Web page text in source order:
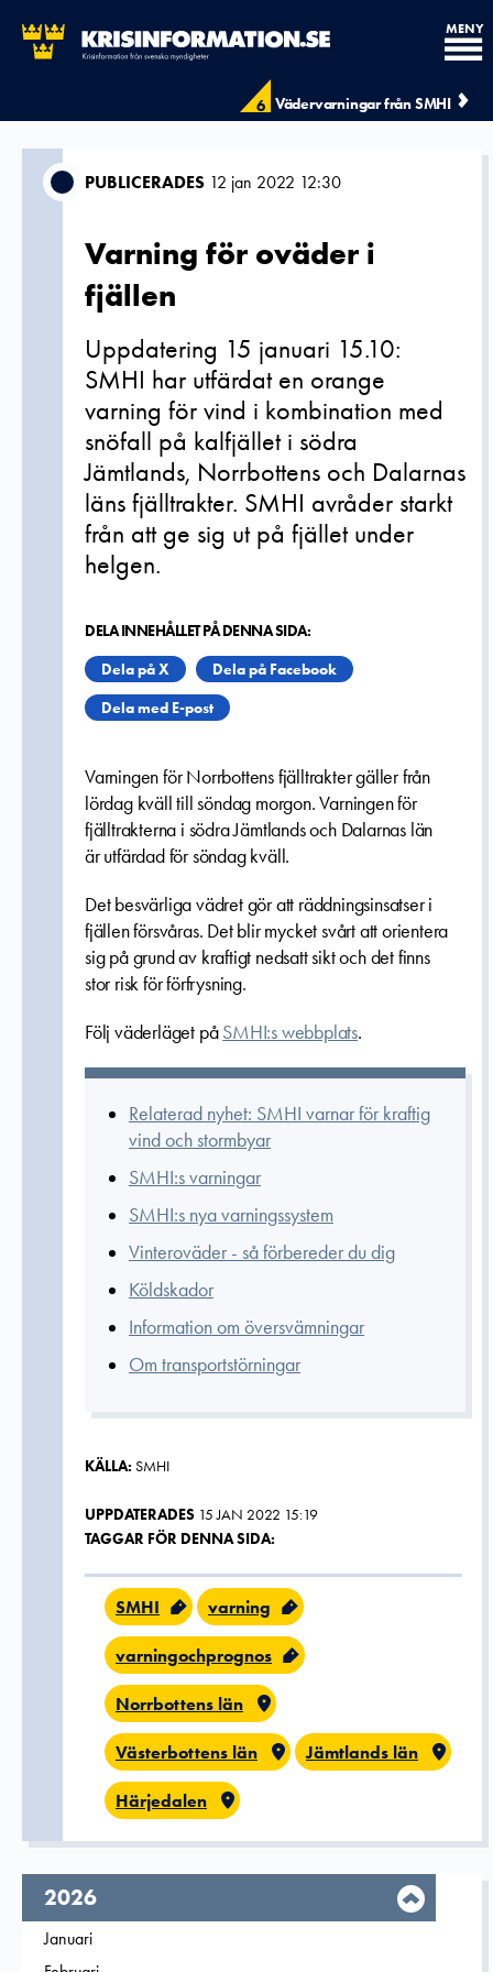
6 Vädervarningar från SMHI
MENY
PUBLICERADES 12 jan 2022 12:30
Varning för oväder i
fjällen
Uppdatering 15 januari 15.10:
SMHI har utfärdat en orange
varning för vind i kombination med
snöfall på kalfjället i södra
Jämtlands, Norrbottens och Dalarnas
läns fjälltrakter. SMHI avråder starkt
från att ge sig ut på fjället under
helgen.
DELA INNEHÅLLET PÅ DENNA SIDA:
Dela på X
Dela på Facebook
Dela med E-post
Varningen för Norrbottens fjälltrakter gäller från
lördag kväll till söndag morgon. Varningen för
fjälltrakterna i södra Jämtlands och Dalarnas län
är utfärdad för söndag kväll.
Det besvärliga vädret gör att räddningsinsatser i
fjällen försvåras. Det blir mycket svårt att orientera
sig på grund av kraftigt nedsatt sikt och det finns
stor risk för förfrysning.
Följ väderläget påSMHI:s webbplats.
Relaterad nyhet: SMHI varnar för kraftig
vind och stormbyar
SMHI:s varningar
SMHI:s nya varningssystem
Vinteroväder - så förbereder du dig
Köldskador
Information om översvämningar
Om transportstörningar
KÄLLA: SMHI
UPPDATERADES 15 JAN 2022 15:19
TAGGAR FÖR DENNA SIDA:
SMHI varning
varningochprognos
Norrbottens län
Västerbottens län Jämtlands län
Härjedalen
År,
2026
Filtrera på
Januari